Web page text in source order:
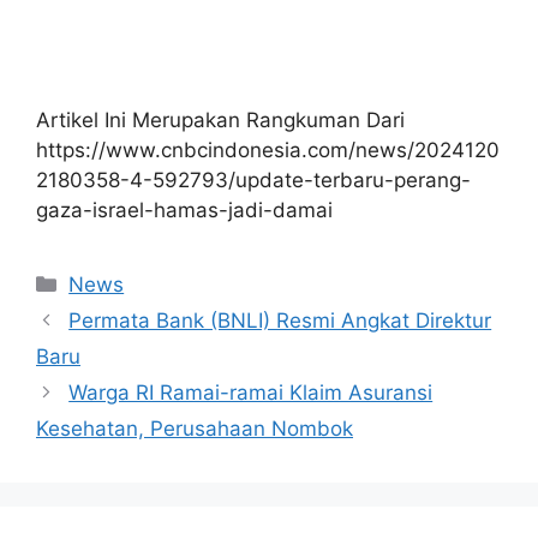
Artikel Ini Merupakan Rangkuman Dari
https://www.cnbcindonesia.com/news/2024120
2180358-4-592793/update-terbaru-perang-
gaza-israel-hamas-jadi-damai
Kategori
News
Permata Bank (BNLI) Resmi Angkat Direktur
Baru
Warga RI Ramai-ramai Klaim Asuransi
Kesehatan, Perusahaan Nombok